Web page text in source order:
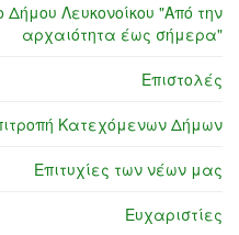
Δήμου Λευκονοίκου "Από την
αρχαιότητα έως σήμερα"
Επιστολές
Κατεχόμενων Δήμων
Επιτυχίες των νέων μας
Ευχαριστίες